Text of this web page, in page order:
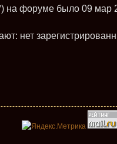
) на форуме было 09 мар
нет